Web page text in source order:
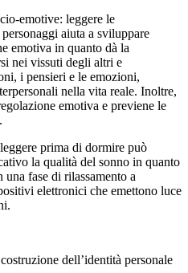
emotive: leggere le
aiuta a sviluppare
emotiva in quanto dà la
nei vissuti degli altri e
i pensieri e le emozioni,
nella vita reale. Inoltre,
emotiva e previene le
prima di dormire può
la qualità del sonno in quanto
fase di rilassamento a
elettronici che emettono luce
dell’identità personale